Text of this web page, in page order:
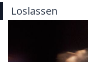
Loslassen